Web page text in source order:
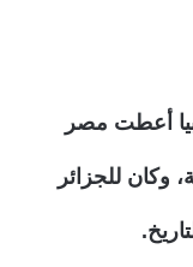
أعطت مصر
وكان للجزائر